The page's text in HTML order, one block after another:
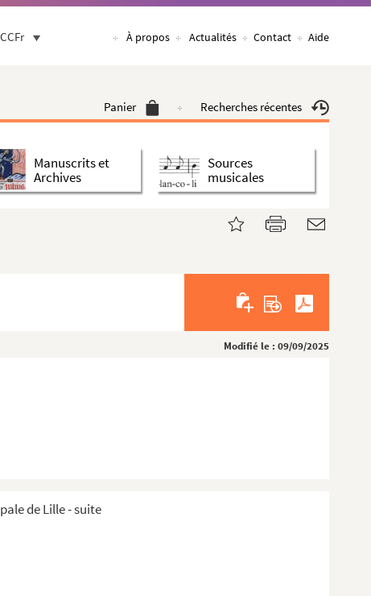
À propos Actualités Contact Aide
Panier Recherches récentes
Manuscrits et
Archives
Sources
musicales
Modifié le : 09/09/2025
de Lille ​- suite